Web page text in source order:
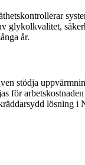
glykolkvalitet,
år.
stödja
för